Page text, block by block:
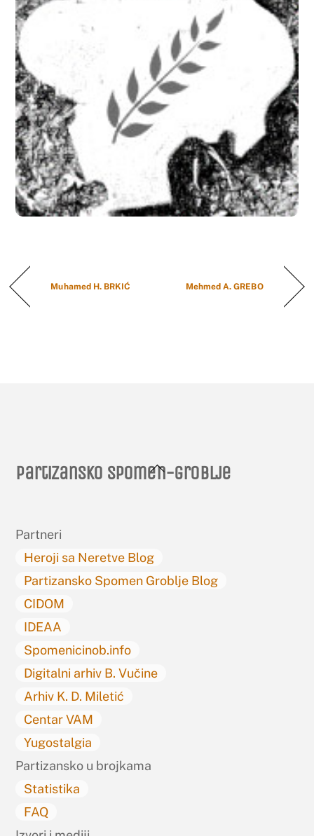
Muhamed H. BRKIĆ Mehmed A. GREBO
Back
Partizansko spomen-groblje
Partneri
Heroji sa Neretve Blog
Partizansko Spomen Groblje Blog
CIDOM
IDEAA
Spomenicinob.info
Digitalni arhiv B. Vučine
Arhiv K. D. Miletić
Centar VAM
Yugostalgia
Partizansko u brojkama
Statistika
FAQ